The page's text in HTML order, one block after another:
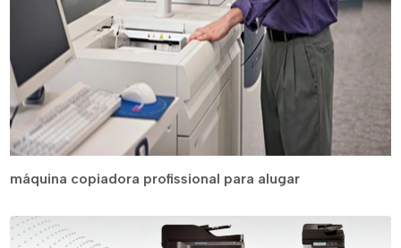
máquina copiadora profissional para alugar